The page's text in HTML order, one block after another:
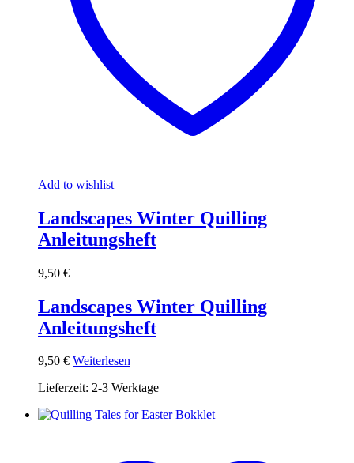
Add to wishlist
Landscapes Winter Quilling
Anleitungsheft
9,50 €
Landscapes Winter Quilling
Anleitungsheft
9,50 € Weiterlesen
Lieferzeit: 2-3 Werktage